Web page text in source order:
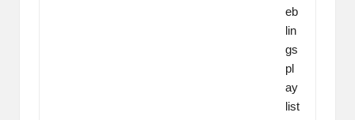
eb
lin
gs
pl
ay
list